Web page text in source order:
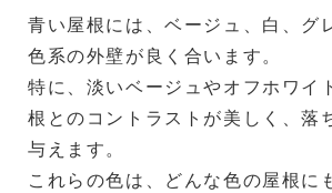
青い屋根には、ベージュ、白、グ
色系の外壁が良く合います。
特に、淡いベージュやオフホワイ
根とのコントラストが美しく、落
与えます。
これらの色は、どんな色の屋根に